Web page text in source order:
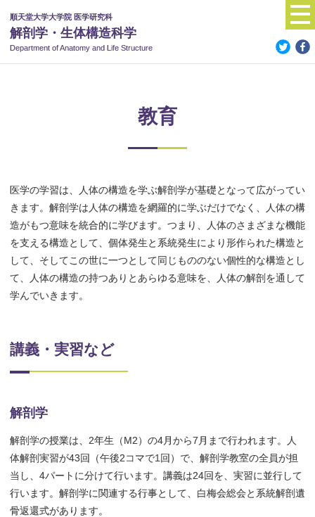
順天堂大学大学院 医学研究科
解剖学・生体構造科学
Department of Anatomy and Life Structure
教育
医学の学習は、人体の構造を学ぶ解剖学が基礎となって広がってい
きます。解剖学は人体の構造を網羅的に学ぶだけでなく、人体の構
造がもつ意味を統合的に学びます。つまり、人体のさまざまな機能
を支える構造として、個体発生と系統発生により形作られた構造と
して、そしてこの世に一つとして同じもののない個性的な構造とし
て、人体の構造の持つありとあらゆる意味を、人体の解剖を通して
学んでいきます。
講義・実習など
解剖学
解剖学の授業は、2年生（M2）の4月から7月まで行われます。人
体解剖実習が43回（午後2コマで1回）で、解剖学教室の全員が担
当し、4パートに分けて行います。講義は24回を、実習に並行して
行います。解剖学に関連する行事として、白梅会総会と系統解剖遺
骨返還式があります。